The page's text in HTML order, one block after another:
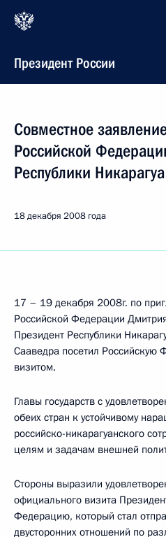
Президент России
Совместное
Российской
Республики Никарагуа
18 декабря 2008 года
17 – 19 декабря 2008г. по
Российской Федерации
Президент Республики
Сааведра посетил
визитом.
Главы государств с
обеих стран к устойчивому
российско-никарагуанского
целям и задачам внешней
Стороны выразили
официального визита
Федерацию, который стал
двусторонних отношений по